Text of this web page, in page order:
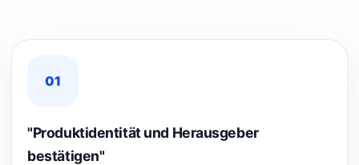
01
"Produktidentität und Herausgeber
bestätigen"